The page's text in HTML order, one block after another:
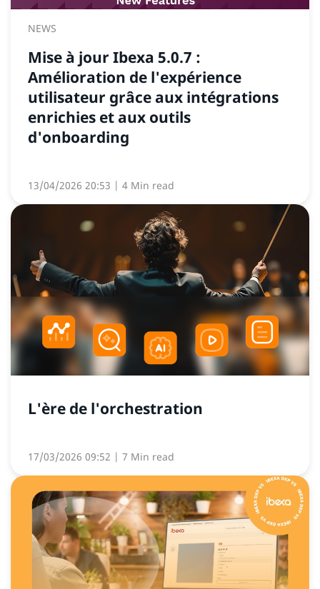
NEWS
Mise à jour Ibexa 5.0.7 :
Amélioration de l'expérience
utilisateur grâce aux intégrations
enrichies et aux outils
d'onboarding
13/04/2026 20:53 | 4 Min read
L'ère de l'orchestration
17/03/2026 09:52 | 7 Min read